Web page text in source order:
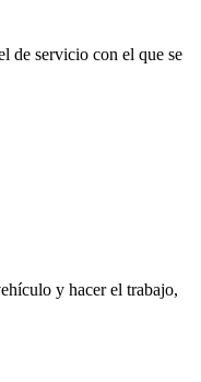
de servicio con el que se
y hacer el trabajo,